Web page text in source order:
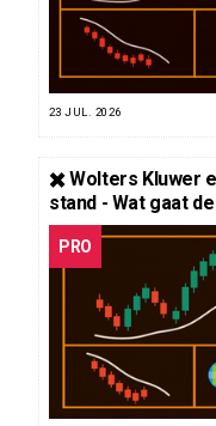
23 JUL. 2026
✖️ Wolters Kluwer
stand - Wat gaat
PRO